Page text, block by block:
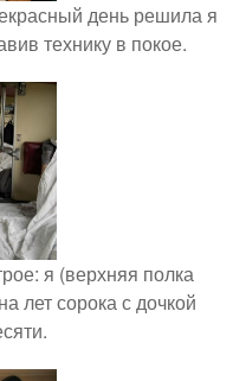
день решила я
технику в покое.
я (верхняя полка
лет сорока с дочкой